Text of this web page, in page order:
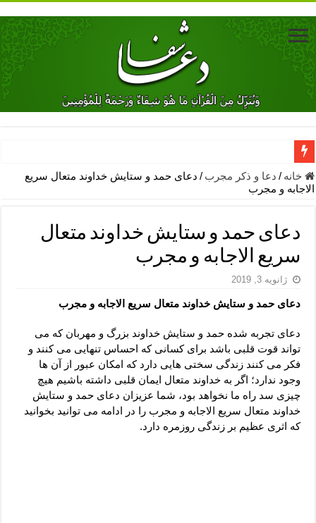
دعای جلب محبت فوری معشوق – دعای جلب محبت شوهر
دعای مشکل گشا برای رفع فقر – ذکرهای روزی‌ بخش
معجزات دعای یا من اظهر الجمیل – دعای یا من اظهر الجمیل برای
مهم ترین اذکار الهی و فضیلت آن ها – ذکر مخصوص مستجاب الدعوه
دعا برای ترس بچه ها در خواب – دعای ترس و بی خوابی کودکان
لا حول ولا قوة الا بالله برای چشم زخم – دعای چشم زخم ماشاالله
دعای قوی رفع ترس – دعای مجرب برای آرامش قلب و رفع اضطراب
دعا برای پولدار شدن در یک روز – دعای ثروت حضرت سلیمان
خانه / دعا و ذکر مجرب / دعای حمد و ستایش خداوند متعال سریع
الاجابه و مجرب
دعای حمد و ستایش خداوند متعال
سریع الاجابه و مجرب
ژانویه 3, 2019
دعای حمد و ستایش خداوند متعال سریع الاجابه و مجرب
دعای تجربه شده حمد و ستایش خداوند بزرگ و مهربان که می
تواند قوت قلبی باشد برای کسانی که احساس تنهایی می کنند و
فکر می کنند زندگی سختی هایی دارد که امکان عبور از آن ها
وجود ندارد؛ اگر به خداوند متعال ایمان قلبی داشته باشیم هیچ
چیزی سد راه ما نخواهد بود، شما عزیزان دعای حمد و ستایش
خداوند متعال سریع الاجابه و مجرب را در ادامه می توانید بخوانید
که اثری عظیم بر زندگی روزمره دارد.